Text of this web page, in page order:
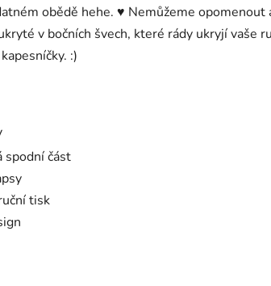
obědě hehe. ♥ Nemůžeme opomenout
v bočních švech, které rády ukryjí vaše
:)
spodní část
tisk